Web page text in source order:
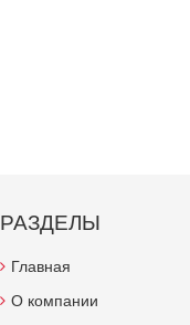
РАЗДЕЛЫ
Главная
О компании